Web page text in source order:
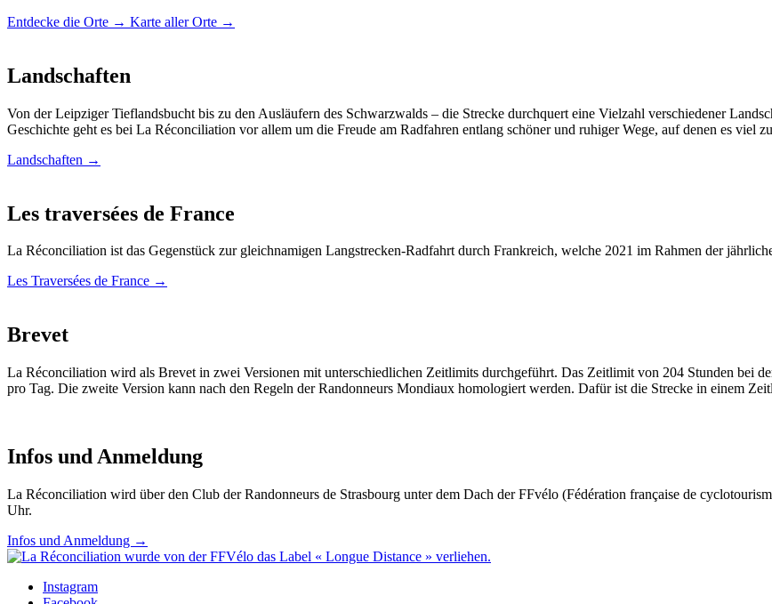
Entdecke die Orte → Karte aller Orte →
Landschaften
Von der Leipziger Tieflandsbucht bis zu den Ausläufern des Schwarzwalds – die Strecke durchquert eine Vielzahl verschiedener
Geschichte geht es bei La Réconciliation vor allem um die Freude am Radfahren entlang schöner und ruhiger Wege, auf denen es viel
Landschaften →
Les traversées de France
La Réconciliation ist das Gegenstück zur gleichnamigen Langstrecken-Radfahrt durch Frankreich, welche 2021 im Rahmen der
Les Traversées de France →
Brevet
La Réconciliation wird als Brevet in zwei Versionen mit unterschiedlichen Zeitlimits durchgeführt. Das Zeitlimit von 204 Stunden bei
pro Tag. Die zweite Version kann nach den Regeln der Randonneurs Mondiaux homologiert werden. Dafür ist die Strecke in einem
Infos und Anmeldung
La Réconciliation wird über den Club der Randonneurs de Strasbourg unter dem Dach der FFvélo (Fédération française de
Uhr.
Infos und Anmeldung →
Instagram